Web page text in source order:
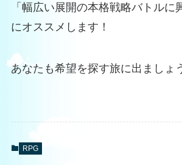
「幅広い展開の本格戦略バトルに
にオススメします！
あなたも希望を探す旅に出ましょ
RPG